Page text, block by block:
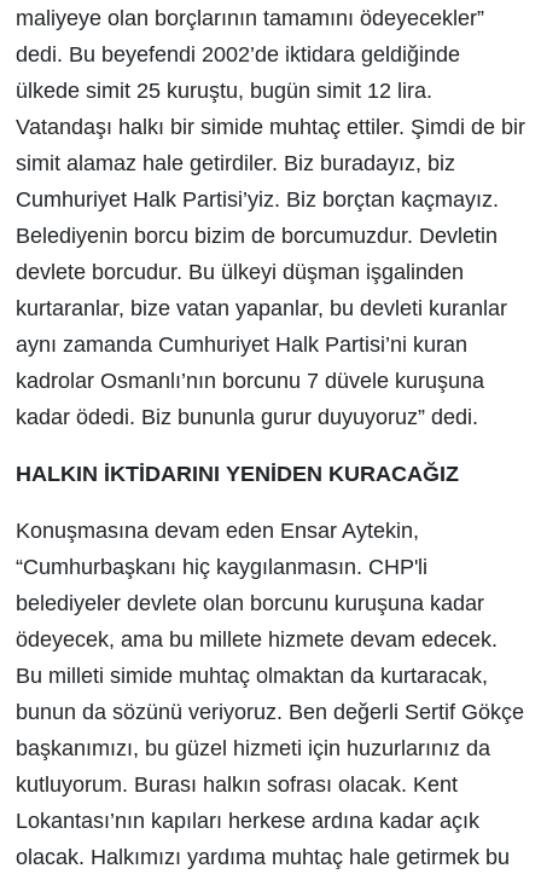
maliyeye olan borçlarının tamamını ödeyecekler”
dedi. Bu beyefendi 2002’de iktidara geldiğinde
ülkede simit 25 kuruştu, bugün simit 12 lira.
Vatandaşı halkı bir simide muhtaç ettiler. Şimdi de bir
simit alamaz hale getirdiler. Biz buradayız, biz
Cumhuriyet Halk Partisi’yiz. Biz borçtan kaçmayız.
Belediyenin borcu bizim de borcumuzdur. Devletin
devlete borcudur. Bu ülkeyi düşman işgalinden
kurtaranlar, bize vatan yapanlar, bu devleti kuranlar
aynı zamanda Cumhuriyet Halk Partisi’ni kuran
kadrolar Osmanlı’nın borcunu 7 düvele kuruşuna
kadar ödedi. Biz bununla gurur duyuyoruz” dedi.
HALKIN İKTİDARINI YENİDEN KURACAĞIZ
Konuşmasına devam eden Ensar Aytekin,
“Cumhurbaşkanı hiç kaygılanmasın. CHP'li
belediyeler devlete olan borcunu kuruşuna kadar
ödeyecek, ama bu millete hizmete devam edecek.
Bu milleti simide muhtaç olmaktan da kurtaracak,
bunun da sözünü veriyoruz. Ben değerli Sertif Gökçe
başkanımızı, bu güzel hizmeti için huzurlarınız da
kutluyorum. Burası halkın sofrası olacak. Kent
Lokantası’nın kapıları herkese ardına kadar açık
olacak. Halkımızı yardıma muhtaç hale getirmek bu